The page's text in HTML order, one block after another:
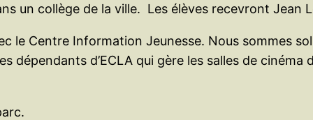
un collège de la ville. Les élèves recevront Jean
le Centre Information Jeunesse. Nous sommes
d’ECLA qui gère les salles de cinéma